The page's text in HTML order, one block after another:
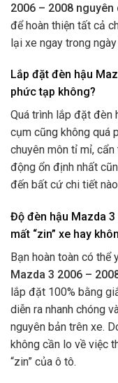
2006 – 2008 nguyên
để hoàn thiện tất cả
lại xe ngay trong
Lắp đặt đèn hậu
phức tạp không?
Quá trình lắp đặt đèn
cụm cũng không quá
chuyên môn tỉ mỉ,
động ổn định nhất
đến bất cứ chi tiết
Độ đèn hậu Mazda
mất “zin” xe hay
Bạn hoàn toàn có
Mazda 3 2006 –
lắp đặt 100% bằng
diễn ra nhanh chóng
nguyên bản trên xe.
không cần lo về việc
“zin” của ô tô.